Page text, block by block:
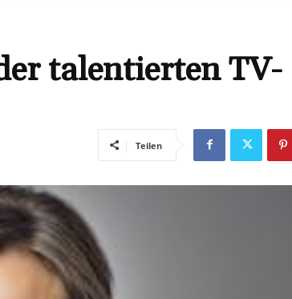
talentierten TV-
Teilen